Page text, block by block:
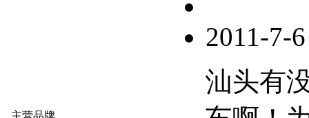
主营品牌
2011-7-6
汕头有